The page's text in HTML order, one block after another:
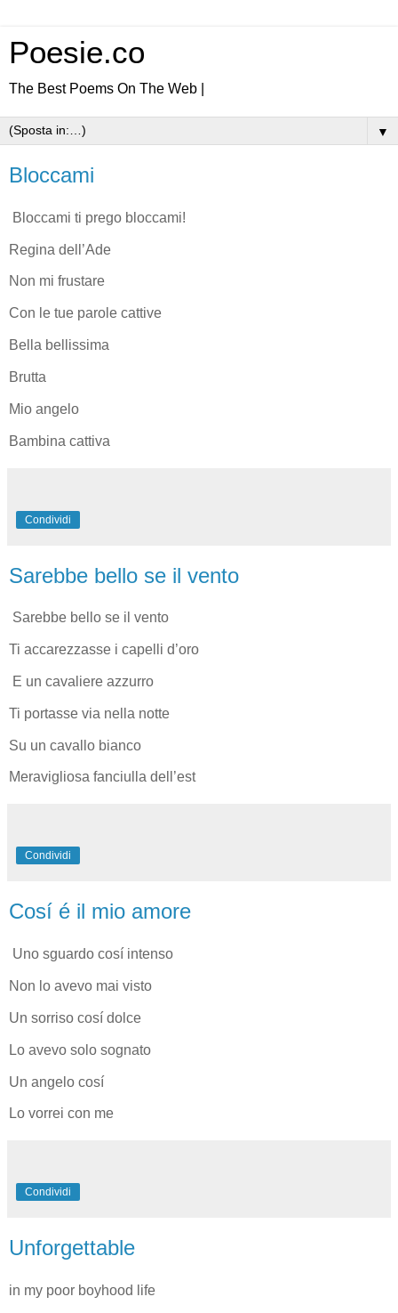
Poesie.co
The Best Poems On The Web |
▼
Bloccami
Bloccami ti prego bloccami!
Regina dell’Ade
Non mi frustare
Con le tue parole cattive
Bella bellissima
Brutta
Mio angelo
Bambina cattiva
Condividi
Sarebbe bello se il vento
Sarebbe bello se il vento
Ti accarezzasse i capelli d’oro
E un cavaliere azzurro
Ti portasse via nella notte
Su un cavallo bianco
Meravigliosa fanciulla dell’est
Condividi
Cosí é il mio amore
Uno sguardo cosí intenso
Non lo avevo mai visto
Un sorriso cosí dolce
Lo avevo solo sognato
Un angelo cosí
Lo vorrei con me
Condividi
Unforgettable
in my poor boyhood life